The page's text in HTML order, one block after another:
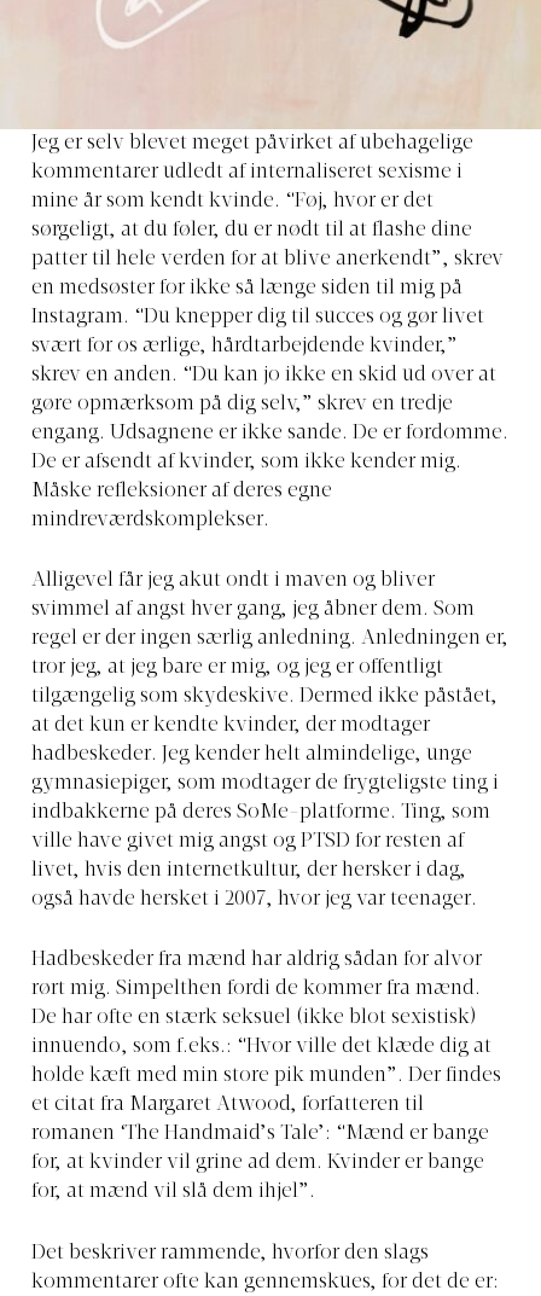
Jeg er selv blevet meget påvirket af ubehagelige
kommentarer udledt af internaliseret sexisme i
mine år som kendt kvinde. “Føj, hvor er det
sørgeligt, at du føler, du er nødt til at flashe dine
patter til hele verden for at blive anerkendt”, skrev
en medsøster for ikke så længe siden til mig på
Instagram. “Du knepper dig til succes og gør livet
svært for os ærlige, hårdtarbejdende kvinder,”
skrev en anden. “Du kan jo ikke en skid ud over at
gøre opmærksom på dig selv,” skrev en tredje
engang. Udsagnene er ikke sande. De er fordomme.
De er afsendt af kvinder, som ikke kender mig.
Måske refleksioner af deres egne
mindreværdskomplekser.
Alligevel får jeg akut ondt i maven og bliver
svimmel af angst hver gang, jeg åbner dem. Som
regel er der ingen særlig anledning. Anledningen er,
tror jeg, at jeg bare er mig, og jeg er offentligt
tilgængelig som skydeskive. Dermed ikke påstået,
at det kun er kendte kvinder, der modtager
hadbeskeder. Jeg kender helt almindelige, unge
gymnasiepiger, som modtager de frygteligste ting i
indbakkerne på deres SoMe-platforme. Ting, som
ville have givet mig angst og PTSD for resten af
livet, hvis den internetkultur, der hersker i dag,
også havde hersket i 2007, hvor jeg var teenager.
Hadbeskeder fra mænd har aldrig sådan for alvor
rørt mig. Simpelthen fordi de kommer fra mænd.
De har ofte en stærk seksuel (ikke blot sexistisk)
innuendo, som f.eks.: “Hvor ville det klæde dig at
holde kæft med min store pik munden”. Der findes
et citat fra Margaret Atwood, forfatteren til
romanen ‘The Handmaid’s Tale’: “Mænd er bange
for, at kvinder vil grine ad dem. Kvinder er bange
for, at mænd vil slå dem ihjel”.
Det beskriver rammende, hvorfor den slags
kommentarer ofte kan gennemskues, for det de er: